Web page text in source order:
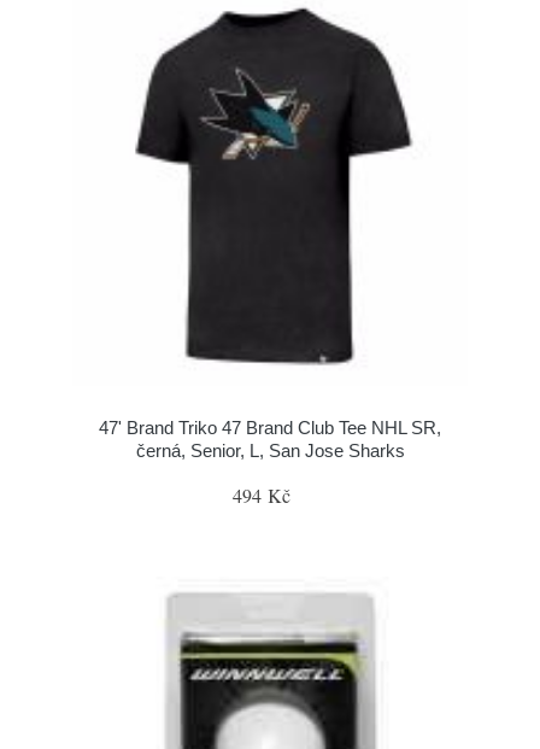
47' Brand Triko 47 Brand Club Tee NHL SR,
černá, Senior, L, San Jose Sharks
494 Kč